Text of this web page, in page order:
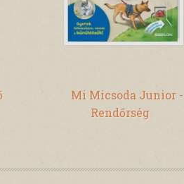
Mi Micsoda Junior -
Rendőrség